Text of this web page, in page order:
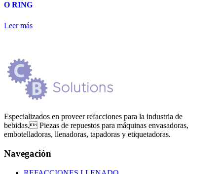
O RING
Leer más
Especializados en proveer refacciones para la industria de
bebidas. Piezas de repuestos para máquinas envasadoras,
embotelladoras, llenadoras, tapadoras y etiquetadoras.
Navegación